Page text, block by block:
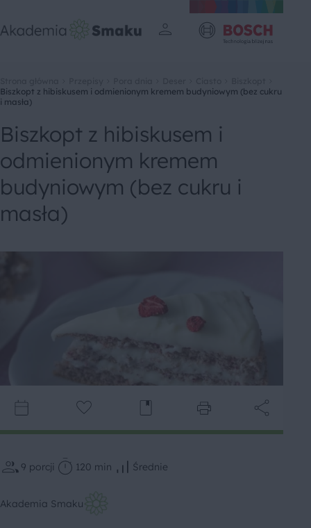
Biszkopt z hibiskusem i odmienionym kremem budyniowym (bez cukru
i masła)
Biszkopt z hibiskusem i
odmienionym kremem
budyniowym (bez cukru i
masła)
9 porcji 120 min Średnie
Akademia Smaku